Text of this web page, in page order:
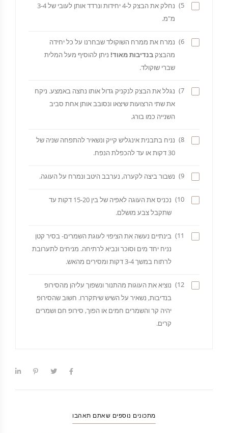
5)
נחלק את הבצק ל-4 יחידות ונרדד אותן לעובי של 3-4
מ"מ.
6)
נמרח את ממרח השוקולד שבחרנו על כל יחידה
מהבצקבנדיבות מאוד! ניתן להוסיף מעל המלית
שברי שוקולד.
7)
נגלל את הבצק לנקניק גדול אותו נחצה באמצע. ניקח
את שתי הרצועות שיצאו ונסובב אותן אחת סביב
השנייה כמו בורג.
8)
נניח בתבנית אינגליש קייק ונשאיר להתפחה שניה של
30 דקות או עד להכפלת הנפח.
9) נשבור ביצה לקערה, נערבב היטב ונמרח על העוגה.
10)
נכניס את העוגה לאפיה של בין 15-20 דקות עד
שתקבל צבע מושלם.
11)
בינתיים נעשה את הציפוי לעוגת השמרים- בסיר קטן
נניח יחד מים וסוכר ונביא לרתיחה. מניחים לתערובת
לרתוח במשך 3-4 דקות ומסירים מהאש.
12)
נוציא את העוגות מהתנור ונשפוך עליהן מהסירופ
בנדיבות, נשאיר על השיש שיתקררו. חשוב שהסירופ
יהיה קר והשמרים חמים או הפוך, סירופ חם ושמרים
קרים.
מתכונים נוספים שאתם תאהבו